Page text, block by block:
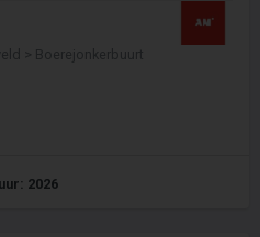
> Boerejonkerbuurt
2026